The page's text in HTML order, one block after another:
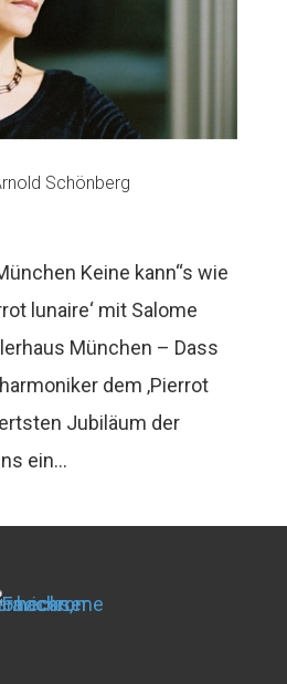
Schönberg
Keine kann“s wie
lunaire‘ mit Salome
München – Dass
dem ‚Pierrot
Jubiläum der
ein...